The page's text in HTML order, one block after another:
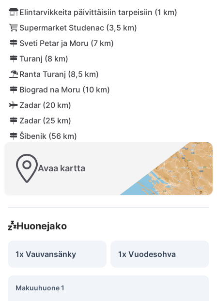
Elintarvikkeita päivittäisiin tarpeisiin (1 km)
Supermarket Studenac (3,5 km)
Sveti Petar ja Moru (7 km)
Turanj (8 km)
Ranta Turanj (8,5 km)
Biograd na Moru (10 km)
Zadar (20 km)
Zadar (25 km)
Šibenik (56 km)
Avaa kartta
Huonejako
1x Vauvansänky 1x Vuodesohva
Makuuhuone 1